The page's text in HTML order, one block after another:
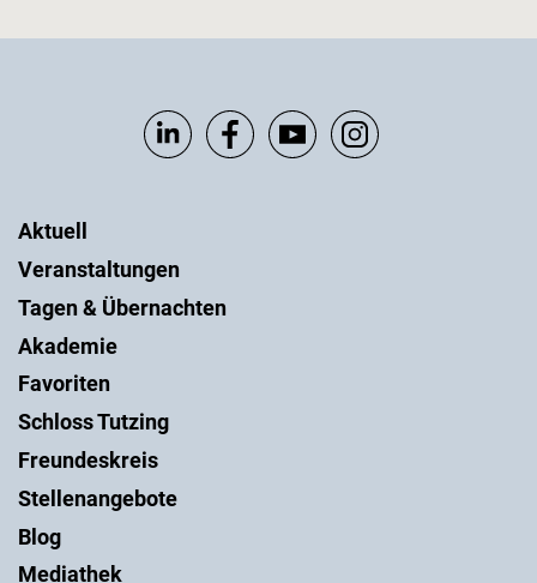
Aktuell
Veranstaltungen
Tagen & Übernachten
Akademie
Favoriten
Schloss Tutzing
Freundeskreis
Stellenangebote
Blog
Mediathek